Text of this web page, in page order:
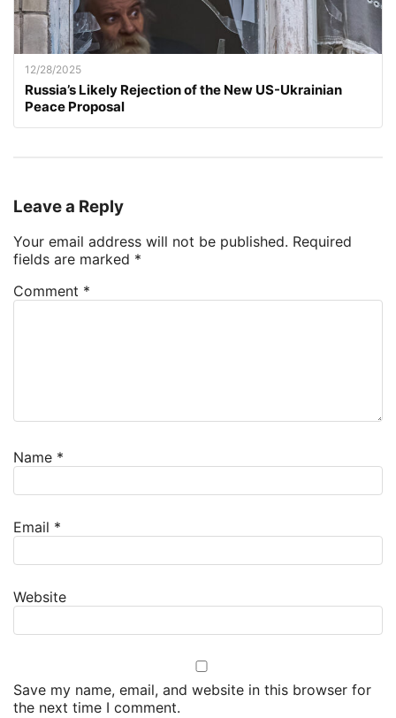
12/28/2025
Russia’s Likely Rejection of the New US-Ukrainian
Peace Proposal
Leave a Reply
Your email address will not be published. Required
fields are marked *
Comment *
Name *
Email *
Website
Save my name, email, and website in this browser for
the next time I comment.